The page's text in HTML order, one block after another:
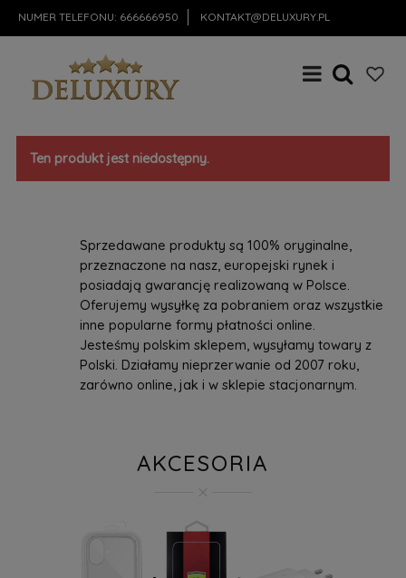
NUMER TELEFONU: 666666950 KONTAKT@DELUXURY.PL
Ten produkt jest niedostępny.
Sprzedawane produkty są 100% oryginalne,
przeznaczone na nasz, europejski rynek i
posiadają gwarancję realizowaną w Polsce.
Oferujemy wysyłkę za pobraniem oraz wszystkie
inne popularne formy płatności online.
Jesteśmy polskim sklepem, wysyłamy towary z
Polski. Działamy nieprzerwanie od 2007 roku,
zarówno online, jak i w sklepie stacjonarnym.
AKCESORIA